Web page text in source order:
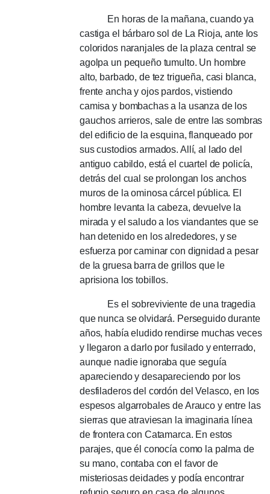
En horas de la mañana, cuando ya
castiga el bárbaro sol de La Rioja, ante los
coloridos naranjales de la plaza central se
agolpa un pequeño tumulto. Un hombre
alto, barbado, de tez trigueña, casi blanca,
frente ancha y ojos pardos, vistiendo
camisa y bombachas a la usanza de los
gauchos arrieros, sale de entre las sombras
del edificio de la esquina, flanqueado por
sus custodios armados. Allí, al lado del
antiguo cabildo, está el cuartel de policía,
detrás del cual se prolongan los anchos
muros de la ominosa cárcel pública. El
hombre levanta la cabeza, devuelve la
mirada y el saludo a los viandantes que se
han detenido en los alrededores, y se
esfuerza por caminar con dignidad a pesar
de la gruesa barra de grillos que le
aprisiona los tobillos.
Es el sobreviviente de una tragedia
que nunca se olvidará. Perseguido durante
años, había eludido rendirse muchas veces
y llegaron a darlo por fusilado y enterrado,
aunque nadie ignoraba que seguía
apareciendo y desapareciendo por los
desfiladeros del cordón del Velasco, en los
espesos algarrobales de Arauco y entre las
sierras que atraviesan la imaginaria línea
de frontera con Catamarca. En estos
parajes, que él conocía como la palma de
su mano, contaba con el favor de
misteriosas deidades y podía encontrar